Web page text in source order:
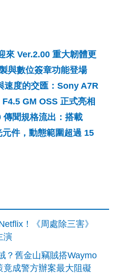
來 Ver.2.00 重大韌體更
與數位簽章功能登場
速度的交匯：Sony A7R
GM OSS 正式亮相
聞規格流出：搭載
件，動態範圍超過 15
！《周處除三害》
演
？舊金山竊賊搭Waymo
成警方辦案最大阻礙